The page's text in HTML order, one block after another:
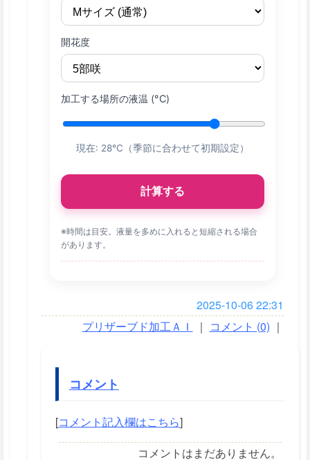
開花度
加工する場所の液温 (°C)
現在: 28°C（季節に合わせて初期設定）
計算する
※時間は目安。液量を多めに入れると短縮される場合
があります。
2025-10-06 22:31
プリザーブド加工ＡＩ
｜ コメント (0) ｜
コメント
[コメント記入欄はこちら]
コメントはまだありません。